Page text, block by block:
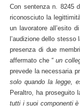
Con sentenza n. 8245
riconosciuto la
un lavoratore all’esito
l’audizione dello
presenza di due
affermato che “ un
prevede la necessaria
solo quando la legge,
Peraltro, ha proseguito
tutti i suoi componenti